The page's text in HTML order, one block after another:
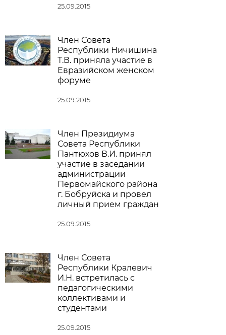
25.09.2015
Член Совета
Республики Ничишина
Т.В. приняла участие в
Евразийском женском
форуме
25.09.2015
Член Президиума
Совета Республики
Пантюхов В.И. принял
участие в заседании
администрации
Первомайского района
г. Бобруйска и провел
личный прием граждан
25.09.2015
Член Совета
Республики Кралевич
И.Н. встретилась с
педагогическими
коллективами и
студентами
25.09.2015